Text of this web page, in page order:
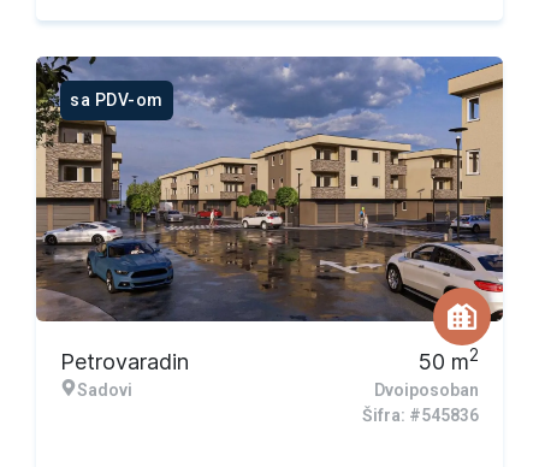
sa PDV-om
Petrovaradin
Sadovi
50 m2
Dvoiposoban
Šifra: #545836